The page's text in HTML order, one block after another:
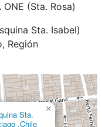
ONE (Sta. Rosa)
Sta. Isabel)
Región
Sta.
,Chile
×